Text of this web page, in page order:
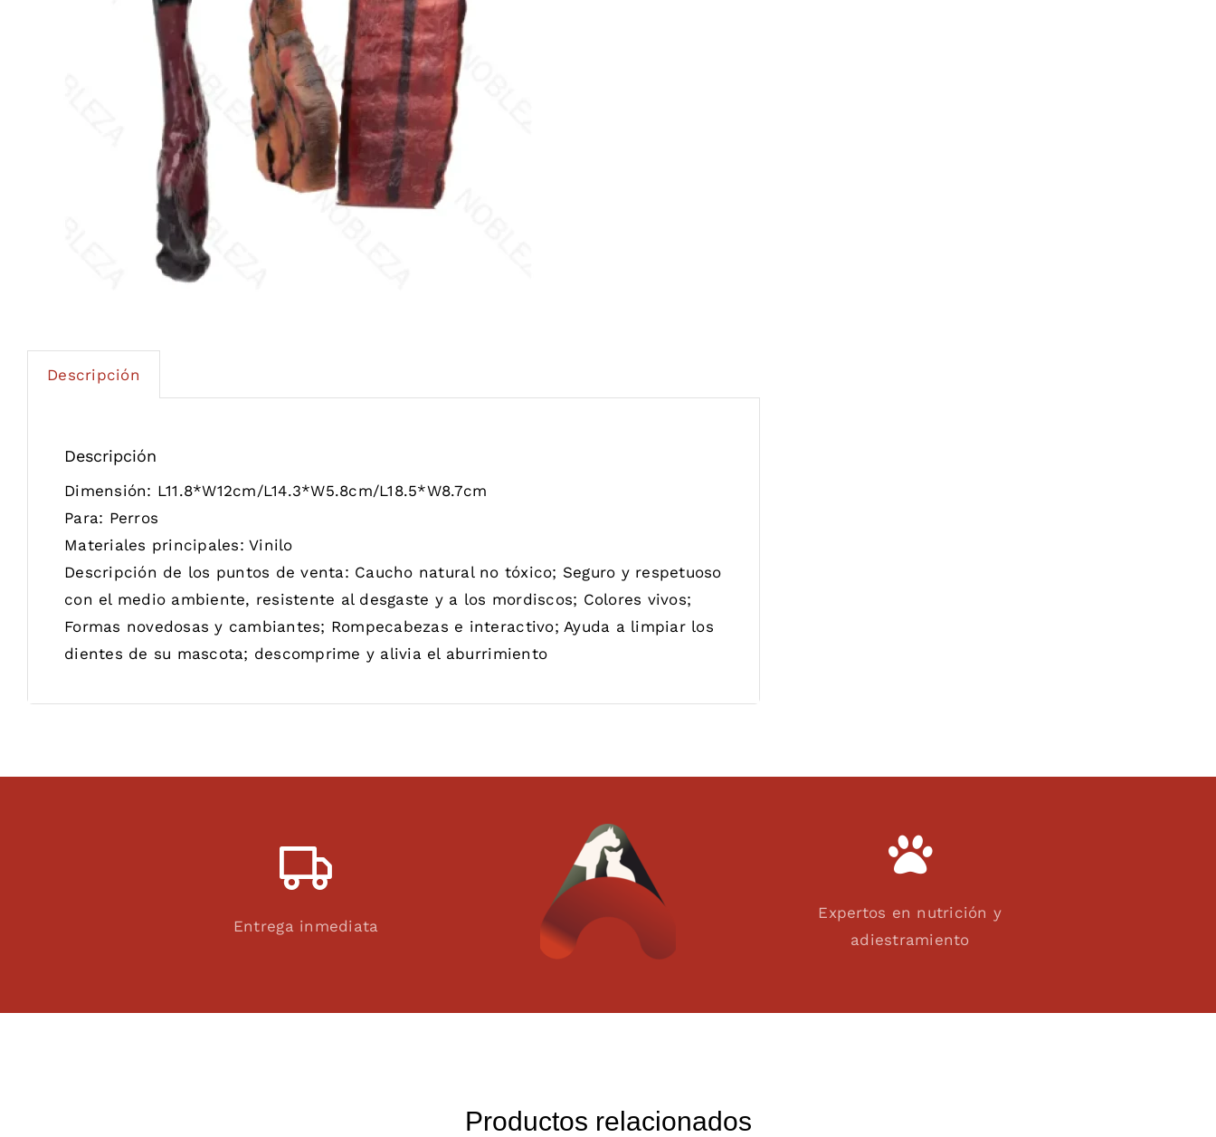
Descripción
Descripción
Dimensión: L11.8*W12cm/L14.3*W5.8cm/L18.5*W8.7cm
Para: Perros
Materiales principales:Vinilo
Descripción de los puntos de venta: Caucho natural no tóxico; Seguro y respetuoso
con el medio ambiente, resistente al desgaste y a los mordiscos; Colores vivos;
Formas novedosas y cambiantes; Rompecabezas e interactivo; Ayuda a limpiar los
dientes de su mascota; descomprime y alivia el aburrimiento
Entrega inmediata
Expertos en nutrición y
adiestramiento
Productos relacionados